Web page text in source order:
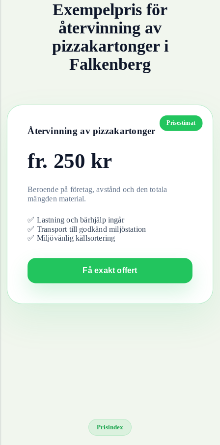
Exempelpris för
återvinning av
pizzakartongeri
Falkenberg
Prisestimat
Återvinning av pizzakartonger
fr. 250 kr
Beroende på företag, avstånd och den totala
mängden material.
✅ Lastning och bärhjälp ingår
✅ Transport till godkänd miljöstation
✅ Miljövänlig källsortering
Få exakt offert
Prisindex